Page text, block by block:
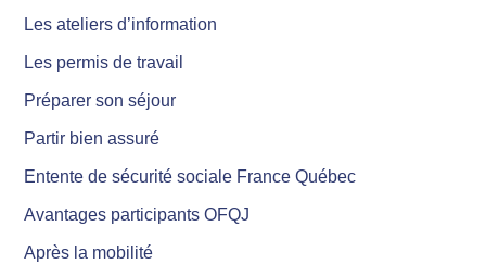
Les ateliers d’information
Les permis de travail
Préparer son séjour
Partir bien assuré
Entente de sécurité sociale France Québec
Avantages participants OFQJ
Après la mobilité